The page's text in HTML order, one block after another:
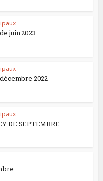
juin 2023
2022
DE SEPTEMBRE